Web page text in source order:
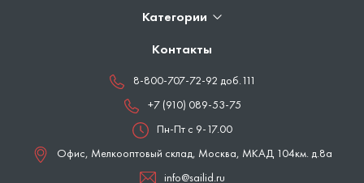
Категории
Контакты
8-800-707-72-92 доб.111
+7 (910) 089-53-75
Пн-Пт с 9-17.00
Офис, Мелкооптовый склад, Москва, МКАД 104км. д.8а
info@sailid.ru